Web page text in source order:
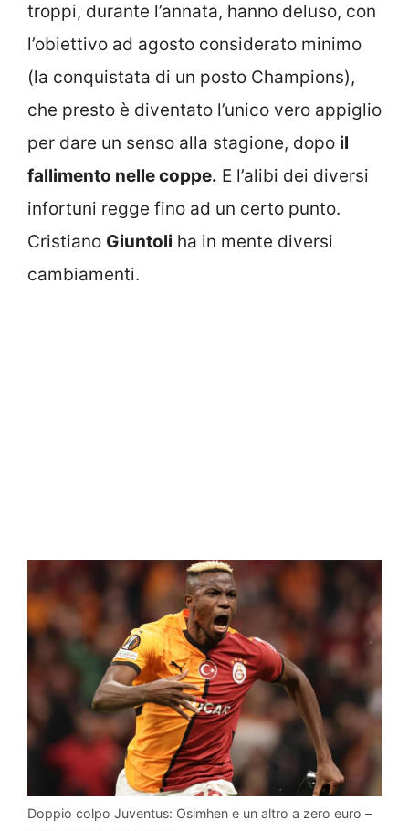
troppi, durante l’annata, hanno deluso, con
l’obiettivo ad agosto considerato minimo
(la conquistata di un posto Champions),
che presto è diventato l’unico vero appiglio
per dare un senso alla stagione, dopo il
fallimento nelle coppe. E l’alibi dei diversi
infortuni regge fino ad un certo punto.
Cristiano Giuntoli ha in mente diversi
cambiamenti.
Doppio colpo Juventus: Osimhen e un altro a zero euro –